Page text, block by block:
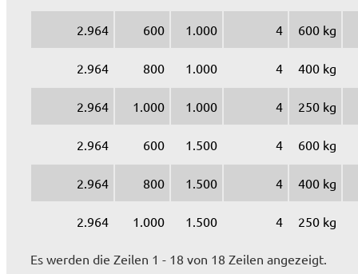
2.964 600 1.000 4 600 kg
2.964 800 1.000 4 400 kg
2.964 1.000 1.000 4 250 kg
2.964 600 1.500 4 600 kg
2.964 800 1.500 4 400 kg
2.964 1.000 1.500 4 250 kg
Es werden die Zeilen 1 - 18 von 18 Zeilen angezeigt.